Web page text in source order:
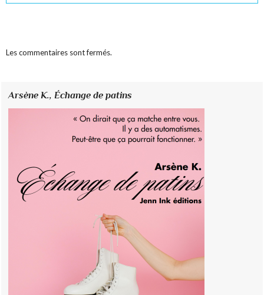
Les commentaires sont fermés.
Arsène K.,Échange de patins